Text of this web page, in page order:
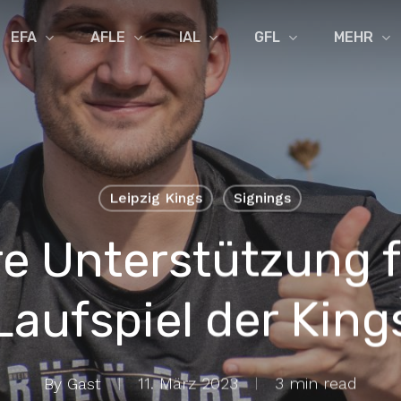
EFA AFLE IAL GFL MEHR
Leipzig Kings Signings
Unterstützung
der
By Gast 11. März 2023 3 min read